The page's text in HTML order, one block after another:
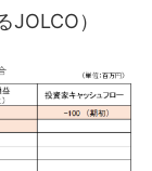
）